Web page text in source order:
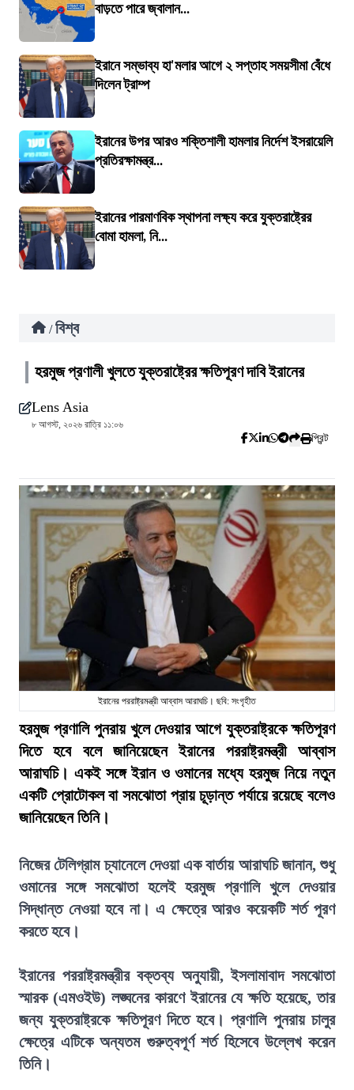
বাড়তে পারে জ্বালান...
ইরানে সম্ভাব্য হা'মলার আগে ২ সপ্তাহ সময়সীমা বেঁধে
দিলেন ট্রাম্প
ইরানের উপর আরও শক্তিশালী হামলার নির্দেশ ইসরায়েলি
প্রতিরক্ষামন্ত্র...
ইরানের পারমাণবিক স্থাপনা লক্ষ্য করে যুক্তরাষ্ট্রের
বোমা হামলা, নি...
/ বিশ্ব
হরমুজ প্রণালী খুলতে যুক্তরাষ্ট্রের ক্ষতিপূরণ দাবি ইরানের
Lens Asia
৮ আগস্ট, ২০২৬ রাত্রি ১১:০৬
প্রিন্ট
ইরানের পররাষ্ট্রমন্ত্রী আব্বাস আরাঘচি। ছবি: সংগৃহীত
হরমুজ প্রণালি পুনরায় খুলে দেওয়ার আগে যুক্তরাষ্ট্রকে ক্ষতিপূরণ
দিতে হবে বলে জানিয়েছেন ইরানের পররাষ্ট্রমন্ত্রী আব্বাস
আরাঘচি। একই সঙ্গে ইরান ও ওমানের মধ্যে হরমুজ নিয়ে নতুন
একটি প্রোটোকল বা সমঝোতা প্রায় চূড়ান্ত পর্যায়ে রয়েছে বলেও
জানিয়েছেন তিনি।
নিজের টেলিগ্রাম চ্যানেলে দেওয়া এক বার্তায় আরাঘচি জানান, শুধু
ওমানের সঙ্গে সমঝোতা হলেই হরমুজ প্রণালি খুলে দেওয়ার
সিদ্ধান্ত নেওয়া হবে না। এ ক্ষেত্রে আরও কয়েকটি শর্ত পূরণ
করতে হবে।
ইরানের পররাষ্ট্রমন্ত্রীর বক্তব্য অনুযায়ী, ইসলামাবাদ সমঝোতা
স্মারক (এমওইউ) লঙ্ঘনের কারণে ইরানের যে ক্ষতি হয়েছে, তার
জন্য যুক্তরাষ্ট্রকে ক্ষতিপূরণ দিতে হবে। প্রণালি পুনরায় চালুর
ক্ষেত্রে এটিকে অন্যতম গুরুত্বপূর্ণ শর্ত হিসেবে উল্লেখ করেন
তিনি।